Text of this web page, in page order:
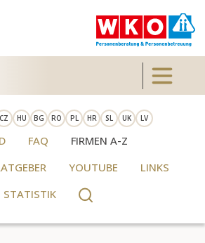
Toggle
CZ HU BG RO PL HR SL UK LV
FAQ
FIRMEN A-Z
YOUTUBE
LINKS
STATISTIK